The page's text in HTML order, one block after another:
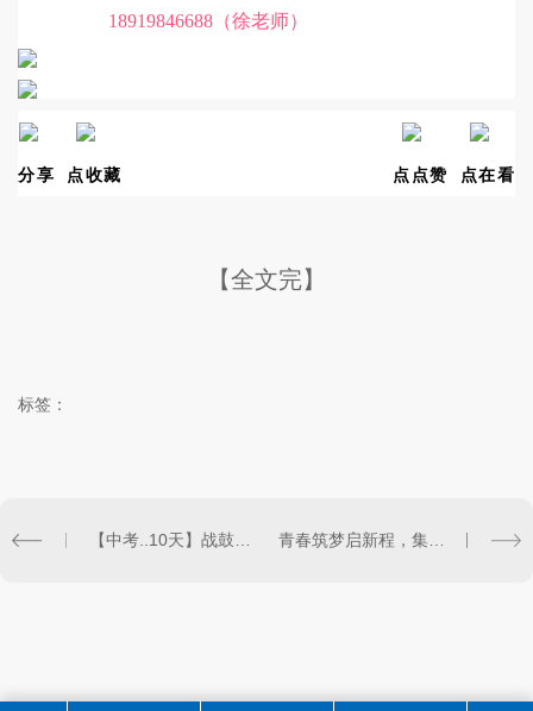
18919846688（徐老师）
分享 点收藏 点点赞 点在看
【全文完】
标签：